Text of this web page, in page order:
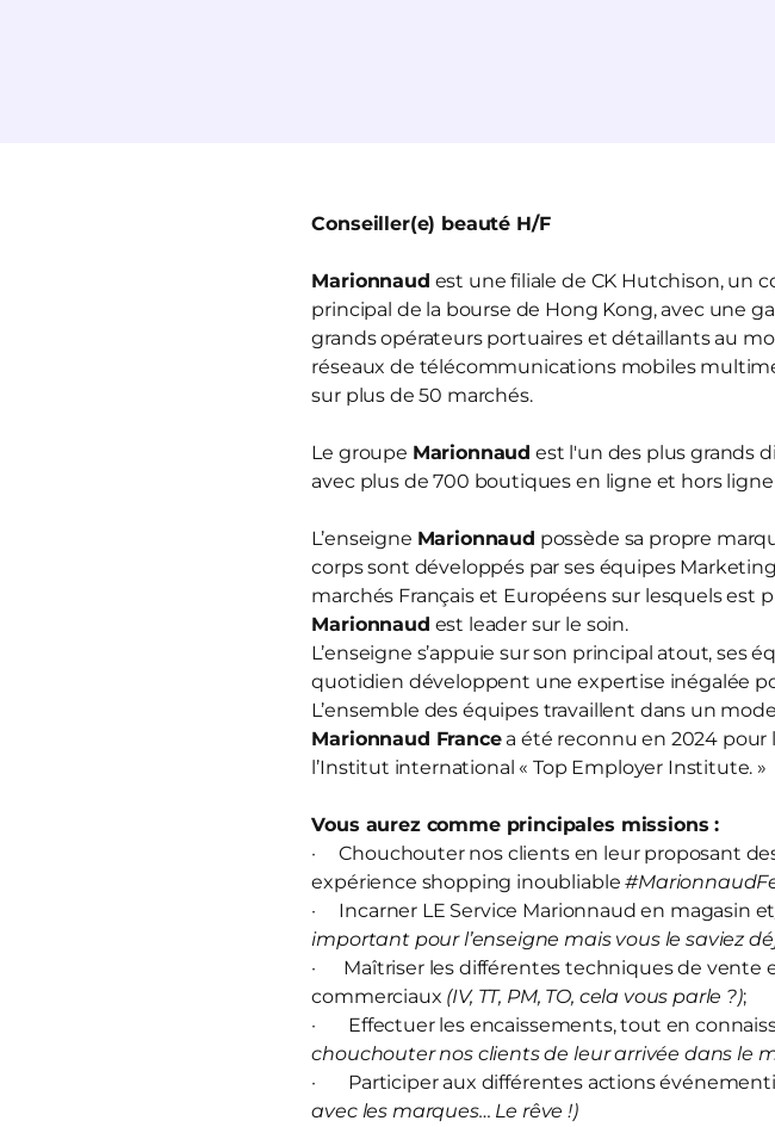
Conseiller(e) beauté H/F
Marionnaud est une filiale de CK Hutchison, un
principal de la bourse de Hong Kong, avec une
grands opérateurs portuaires et détaillants au
réseaux de télécommunications mobiles
sur plus de 50 marchés.
Le groupe Marionnaud est l'un des plus grands
avec plus de 700 boutiques en ligne et hors
L’enseigne Marionnaud possède sa propre
corps sont développés par ses équipes
marchés Français et Européens sur lesquels est
Marionnaud est leader sur le soin.
L’enseigne s’appuie sur son principal atout, ses
quotidien développent une expertise inégalée
L’ensemble des équipes travaillent dans un
Marionnaud Francea été reconnu en 2024 pour
l’Institut international « Top Employer Institute. »
Vous aurez comme principales missions :
· Chouchouter nos clients en leur proposant
expérience shopping inoubliable
· Incarner LE Service Marionnaud en magasin
important pour l’enseigne mais vous le saviez
· Maîtriser les différentes techniques de vente
commerciaux (IV, TT, PM, TO, cela vous parle ?);
· Effectuer les encaissements, tout en
chouchouter nos clients de leur arrivée dans le
· Participer aux différentes actions
avec les marques… Le rêve !)